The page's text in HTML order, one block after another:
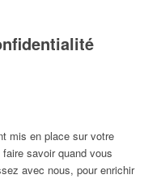
mis en place sur votre
savoir quand vous
avec nous, pour enrichir